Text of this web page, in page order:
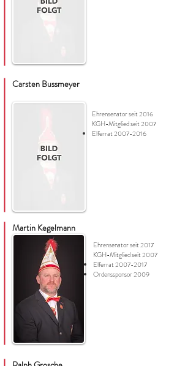
Carsten Bussmeyer
Ehrensenator seit 2016
KGH-Mitglied seit 2007
Elferrat2007-2016
Martin Kegelmann
Ehrensenator seit 2017
KGH-Mitglied seit 2007
Elferrat2007-2017
Ordenssponsor 2009